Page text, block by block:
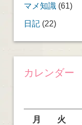
マメ知識 (61)
日記 (22)
カレンダー
月 火